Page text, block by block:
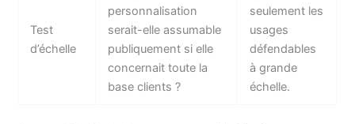
Test
d’échelle
personnalisation
serait-elle assumable
publiquement si elle
concernait toute la
base clients ?
seulement les
usages
défendables
à grande
échelle.